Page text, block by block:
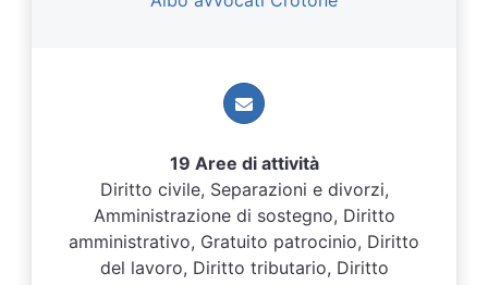
19 Aree di attività
Diritto civile, Separazioni e divorzi,
Amministrazione di sostegno, Diritto
amministrativo, Gratuito patrocinio, Diritto
del lavoro, Diritto tributario, Diritto